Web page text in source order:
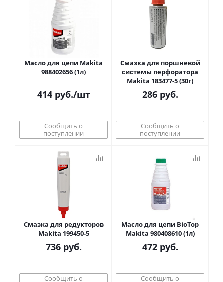
Масло для цепи Makita
988402656 (1л)
414руб./шт
Сообщить о
поступлении
Cмазка для поршневой
системы перфоратора
Makita 183477-5 (30г)
286руб.
Сообщить о
поступлении
Смазка для редукторов
Makita 199450-5
736руб.
Сообщить о
Масло для цепи BioTop
Makita 980408610 (1л)
472руб.
Сообщить о